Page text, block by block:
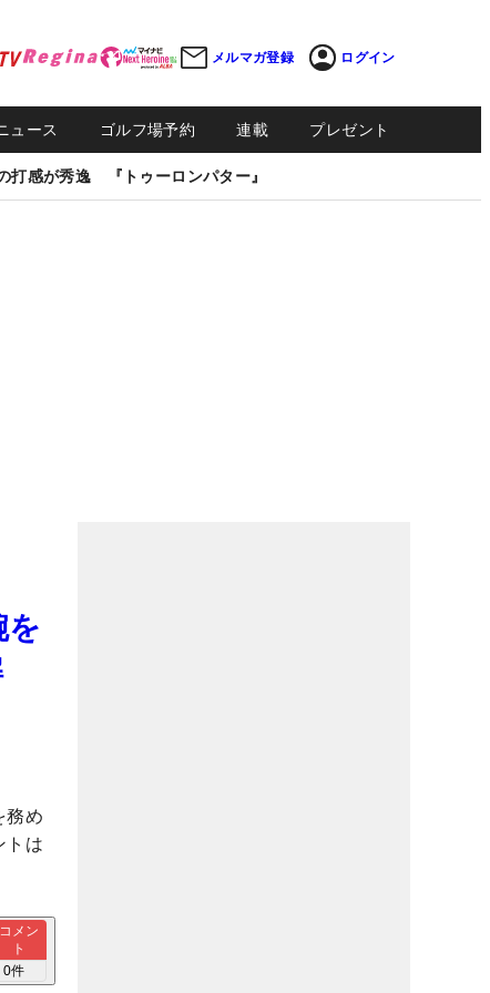
メルマガ登録 ログイン
ュース ゴルフ場予約 連載 プレゼント
打感が秀逸 『トゥーロンパター』
務め
トは
コメン
ト
0件